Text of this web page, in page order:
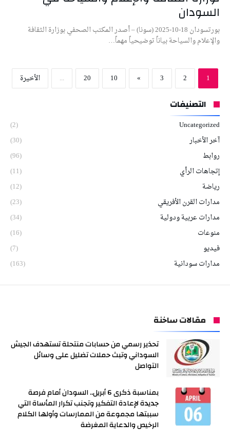
السودان
بورتسودان 18-10-2025 (سونا) – أصدر المكتب الصحفي بوزارة الثقافة
والإعلام والسياحة بياناً توضيحياً مهماً…
1
2
3
»
10
20
... ‫الأخيرة‬
التصنيفات
Uncategorized
(2)
آخر الأخبار
(30)
روابط
(96)
إتجاهات الرأي
(11)
رياضة
(12)
مدارات القرن الأفريقي
(23)
مدارات عربية ودولية
(34)
منوعات
(16)
فيديو
(7)
مدارات سودانية
(163)
مقالات ساخنة
تحذير رسمي من حسابات منتحلة تستهدف الجيش
السوداني وتبث حملات تضليل على وسائل
التواصل
بمناسبة ذكرى 6 أبريل.. السودان أمام فرصة
جديدة لإعادة التفكير وتجنب تكرار المأساة التي
سببتها مجموعة من الممارسات وأولها الكلام
الرخيص والدعاية المغرضة